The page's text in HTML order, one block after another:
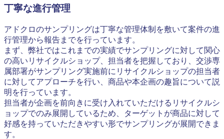
丁寧な進行管理
アドクロのサンプリングは丁寧な管理体制を敷いて案件の進
行管理から報告までを行っています。
まず、弊社ではこれまでの実績でサンプリングに対して関心
の高いリサイクルショップ、担当者を把握しており、交渉専
属部署がサンプリング実施前にリサイクルショップの担当者
に対してアプローチを行い、商品や本企画の趣旨について説
明を行っています。
担当者が企画を前向きに受け入れていただけるリサイクルシ
ョップでのみ展開しているため、ターゲットが商品に対して
好感を持っていただきやすい形でサンプリングが展開できま
す。